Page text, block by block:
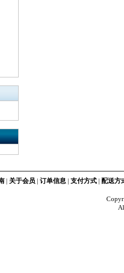
| 关于会员 | 订单信息 | 支付方式 | 配送方